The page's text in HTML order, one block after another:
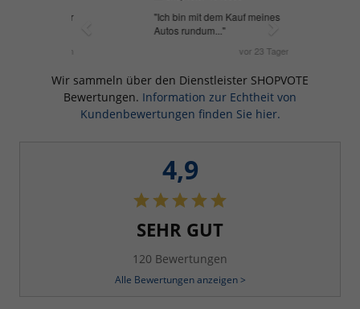
Wir sammeln über den Dienstleister SHOPVOTE
Bewertungen. Information zur Echtheit von
Kundenbewertungen finden Sie hier.
4,9
SEHR GUT
120 Bewertungen
Alle Bewertungen anzeigen >